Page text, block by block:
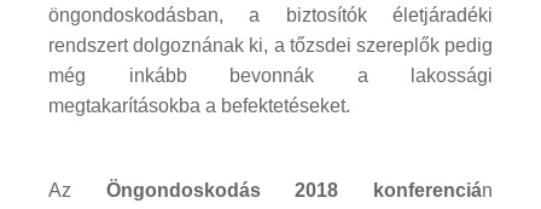
öngondoskodásban, a biztosítók életjáradéki
rendszert dolgoznának ki, a tőzsdei szereplők pedig
még inkább bevonnák a lakossági
megtakarításokba a befektetéseket.
Az Öngondoskodás 2018 konferencián